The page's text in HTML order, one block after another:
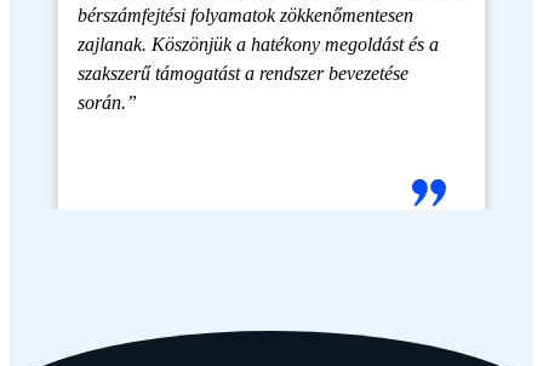
bérszámfejtési folyamatok zökkenőmentesen
zajlanak. Köszönjük a hatékony megoldást és a
szakszerű támogatást a rendszer bevezetése
során.”